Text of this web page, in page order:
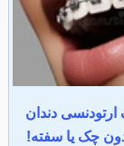
ارتودنسی دندان
چک یا سفته!